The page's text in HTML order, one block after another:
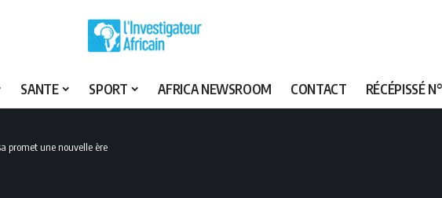
SANTE SPORT AFRICA NEWSROOM CONTACT RÉCÉPISSÉ
promet une nouvelle ère